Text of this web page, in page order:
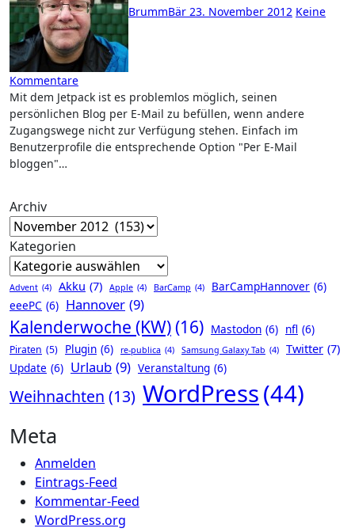
BrummBär 23. November 2012 Keine
Kommentare
Mit dem Jetpack ist es problemlos möglich, seinen
persönlichen Blog per E-Mail zu befüllen, wenn andere
Zugangswege nicht zur Verfügung stehen. Einfach im
Benutzerprofile die entsprechende Option "Per E-Mail
bloggen"…
Archiv
Kategorien
Advent (4) Akku (7) Apple (4) BarCamp (4) BarCampHannover (6)
eeePC (6) Hannover (9)
Kalenderwoche (KW)(16) Mastodon (6) nfl (6)
Piraten (5) Plugin (6) re-publica (4) Samsung Galaxy Tab (4) Twitter (7)
Update (6) Urlaub (9) Veranstaltung (6)
Weihnachten (13) WordPress(44)
Meta
Anmelden
Eintrags-Feed
Kommentar-Feed
WordPress.org